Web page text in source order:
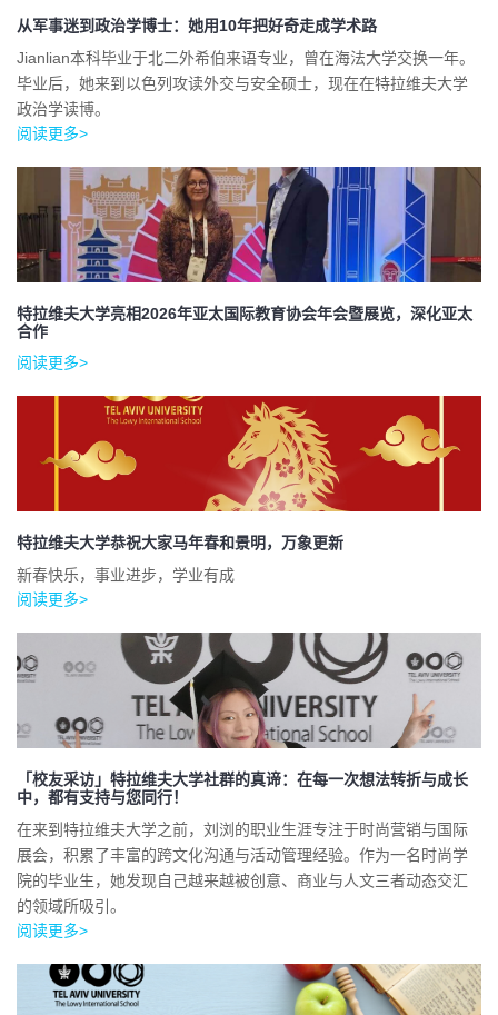
从军事迷到政治学博士：她用10年把好奇走成学术路
Jianlian本科毕业于北二外希伯来语专业，曾在海法大学交换一年。
毕业后，她来到以色列攻读外交与安全硕士，现在在特拉维夫大学
政治学读博。
阅读更多>
特拉维夫大学亮相2026年亚太国际教育协会年会暨展览，深化亚太
合作
阅读更多>
特拉维夫大学恭祝大家马年春和景明，万象更新
新春快乐，事业进步，学业有成
阅读更多>
「校友采访」特拉维夫大学社群的真谛：在每一次想法转折与成长
中，都有支持与您同行！
在来到特拉维夫大学之前，刘浏的职业生涯专注于时尚营销与国际
展会，积累了丰富的跨文化沟通与活动管理经验。作为一名时尚学
院的毕业生，她发现自己越来越被创意、商业与人文三者动态交汇
的领域所吸引。
阅读更多>